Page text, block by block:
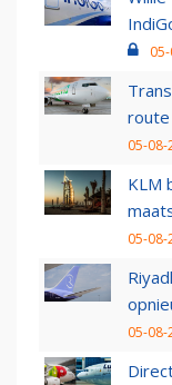
route
05-08-
KLM
05-08-
05-08-